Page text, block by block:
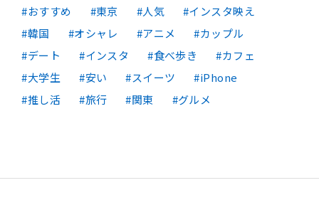
おすすめ 東京 人気
インスタ映え
韓国
オシャレ アニメ
カップル
デート
インスタ 食べ歩き
カフェ
大学生
安い スイーツ
iPhone
推し活
旅行 関東 グルメ